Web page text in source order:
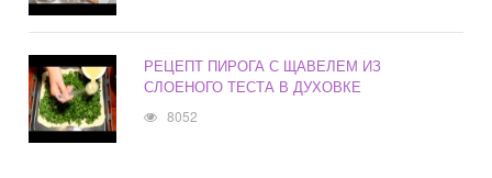
РЕЦЕПТ ПИРОГА С ЩАВЕЛЕМ ИЗ
СЛОЕНОГО ТЕСТА В ДУХОВКЕ
8052